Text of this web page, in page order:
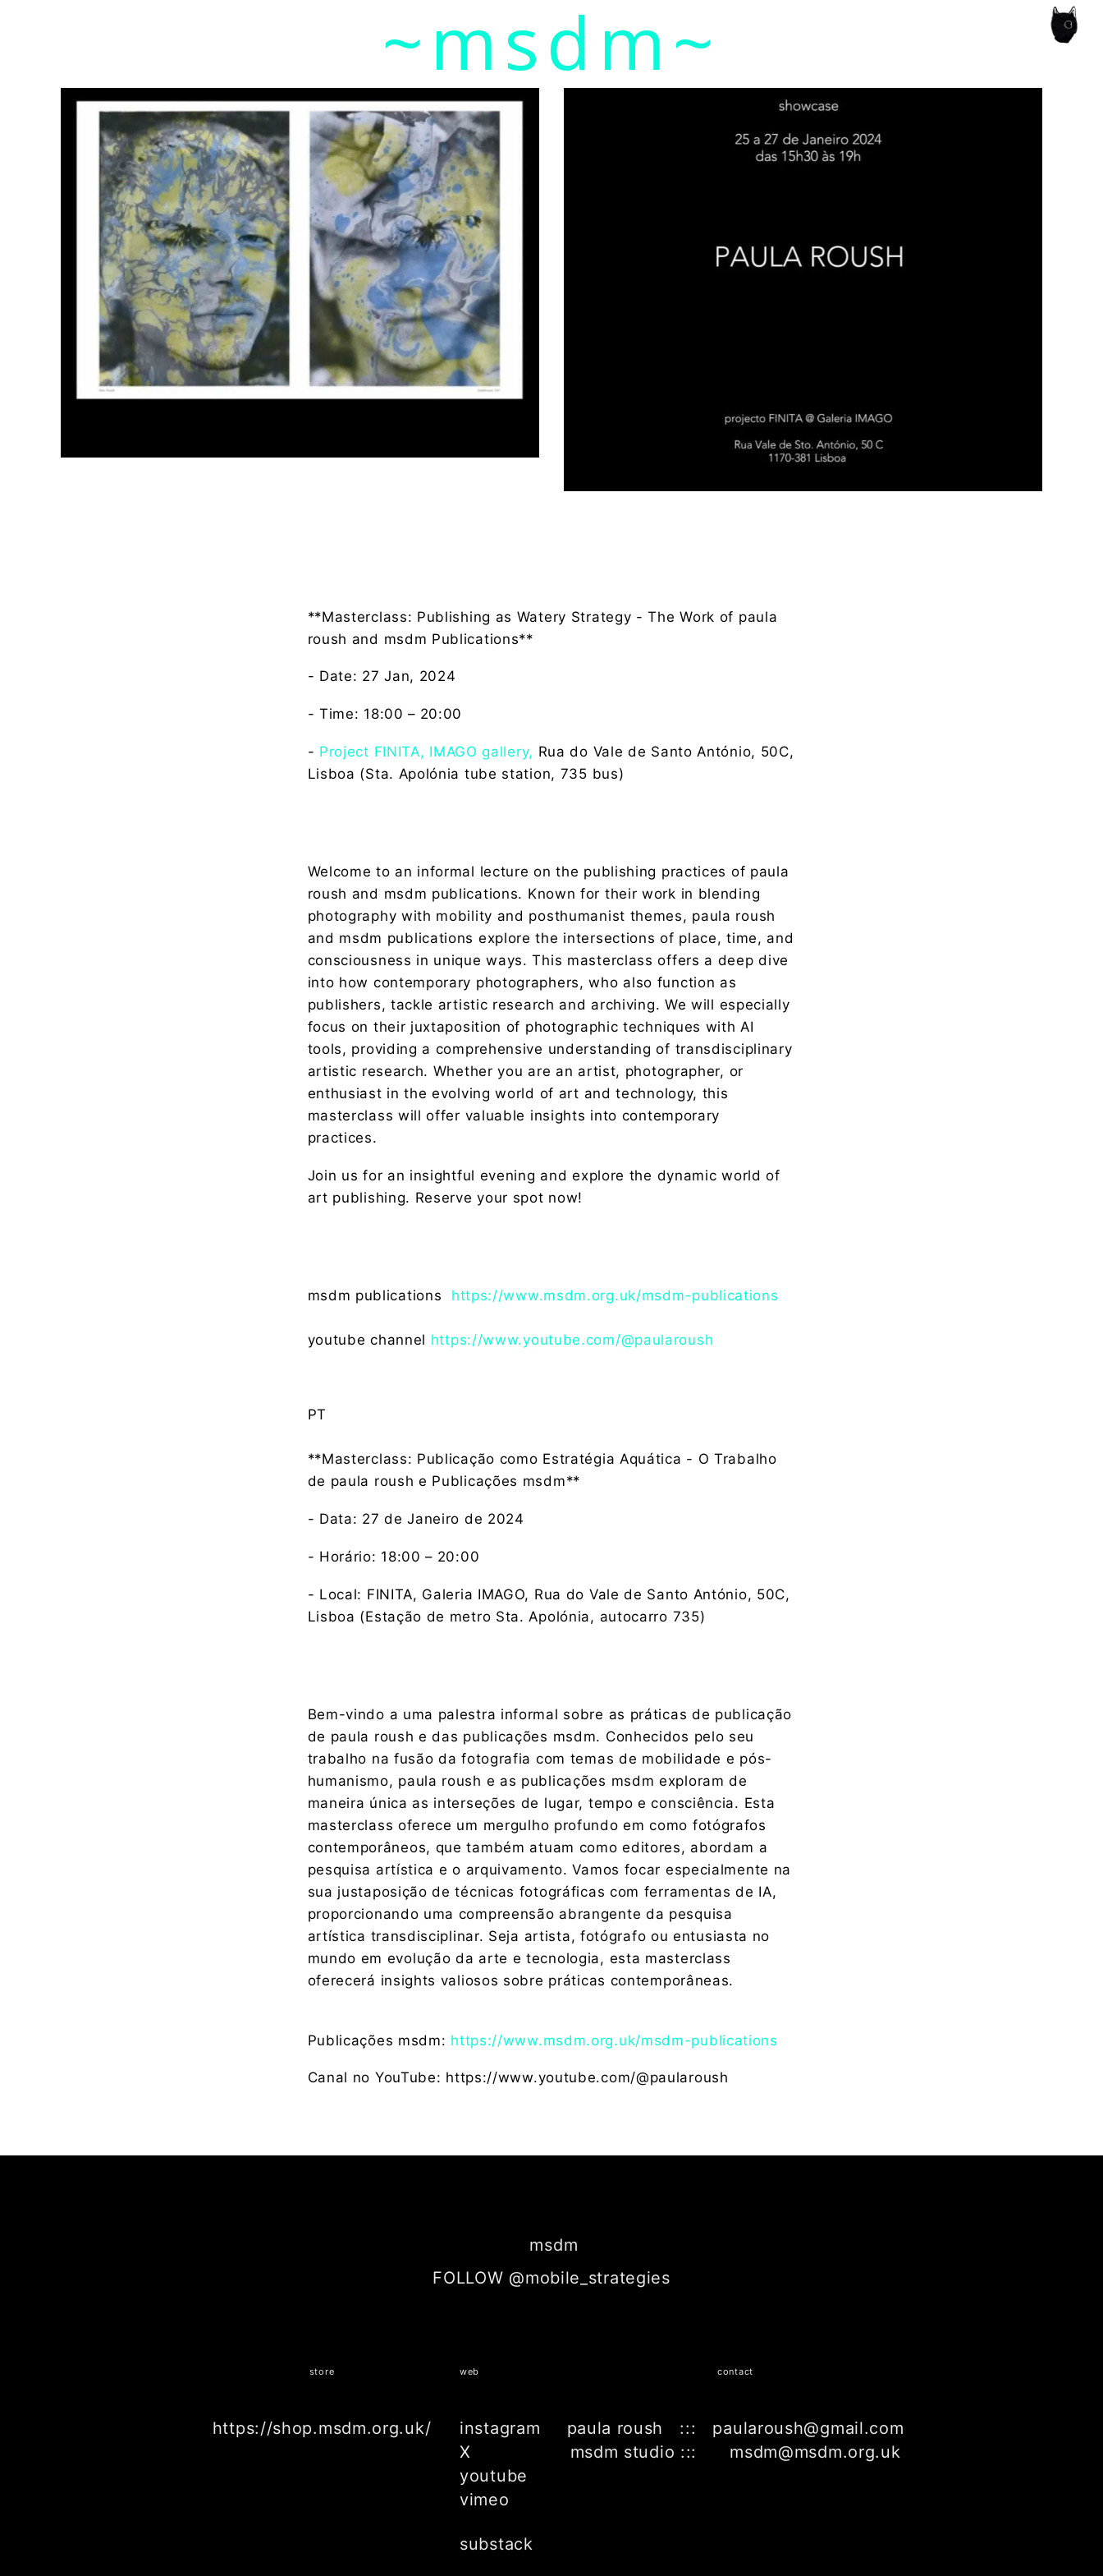
msdm a nomadic house-studio-gallery for photographic art and curatorial research, an expanded practice of the artist's book, photobook publishing and
peer-to-peer collaboration created by artist researcher paula roush~msdm~
**Masterclass: Publishing as Watery Strategy - The Work of paula
roush and msdm Publications**
- Date: 27 Jan, 2024
- Time: 18:00 – 20:00
- Project FINITA, IMAGO gallery, Rua do Vale de Santo António, 50C,
Lisboa (Sta. Apolónia tube station, 735 bus)
Welcome to an informal lecture on the publishing practices of paula
roush and msdm publications. Known for their work in blending
photography with mobility and posthumanist themes, paula roush
and msdm publications explore the intersections of place, time, and
consciousness in unique ways. This masterclass offers a deep dive
into how contemporary photographers, who also function as
publishers, tackle artistic research and archiving. We will especially
focus on their juxtaposition of photographic techniques with AI
tools, providing a comprehensive understanding of transdisciplinary
artistic research. Whether you are an artist, photographer, or
enthusiast in the evolving world of art and technology, this
masterclass will offer valuable insights into contemporary
practices.
Join us for an insightful evening and explore the dynamic world of
art publishing. Reserve your spot now!
msdm publications https://www.msdm.org.uk/msdm-publications
youtube channel https://www.youtube.com/@paularoush
PT
**Masterclass: Publicação como Estratégia Aquática - O Trabalho
de paula roush e Publicações msdm**
- Data: 27 de Janeiro de 2024
- Horário: 18:00 – 20:00
- Local: FINITA, Galeria IMAGO, Rua do Vale de Santo António, 50C,
Lisboa (Estação de metro Sta. Apolónia, autocarro 735)
Bem-vindo a uma palestra informal sobre as práticas de publicação
de paula roush e das publicações msdm. Conhecidos pelo seu
trabalho na fusão da fotografia com temas de mobilidade e pós-
humanismo, paula roush e as publicações msdm exploram de
maneira única as interseções de lugar, tempo e consciência. Esta
masterclass oferece um mergulho profundo em como fotógrafos
contemporâneos, que também atuam como editores, abordam a
pesquisa artística e o arquivamento. Vamos focar especialmente na
sua justaposição de técnicas fotográficas com ferramentas de IA,
proporcionando uma compreensão abrangente da pesquisa
artística transdisciplinar. Seja artista, fotógrafo ou entusiasta no
mundo em evolução da arte e tecnologia, esta masterclass
oferecerá insights valiosos sobre práticas contemporâneas.
Publicações msdm: https://www.msdm.org.uk/msdm-publications
Canal no YouTube: https://www.youtube.com/@paularoush
msdm
FOLLOW @mobile_strategies
store
https://shop.msdm.org.uk/
web
instagram
X
youtube
vimeo
substack
contact
paula roush ::: paularoush@gmail.com
msdm studio ::: msdm@msdm.org.uk